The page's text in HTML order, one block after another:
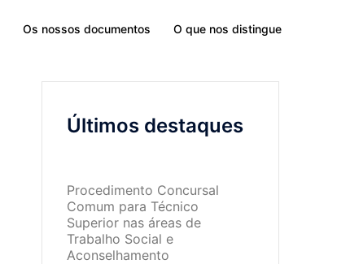
Os nossos documentos O que nos distingue
Últimos destaques
Procedimento Concursal
Comum para Técnico
Superior nas áreas de
Trabalho Social e
Aconselhamento